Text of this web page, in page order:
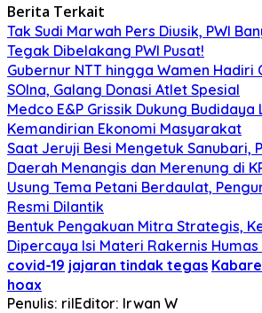
Berita Terkait
Tak Sudi Marwah Pers Diusik, PWI
Tegak Dibelakang PWI Pusat!
Gubernur NTT hingga Wamen Hadiri
SOIna, Galang Donasi Atlet Spesial
Medco E&P Grissik Dukung
Kemandirian Ekonomi Masyarakat
Saat Jeruji Besi Mengetuk Sanubari,
Daerah Menangis dan Merenung di
Usung Tema Petani Berdaulat,
Resmi Dilantik
Bentuk Pengakuan Mitra Strategis,
Dipercaya Isi Materi Rakernis Humas
covid-19 jajaran tindak tegas
hoax
Penulis: rilEditor: Irwan W